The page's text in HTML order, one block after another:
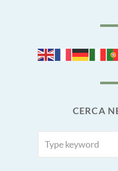
CERCA
FOR: